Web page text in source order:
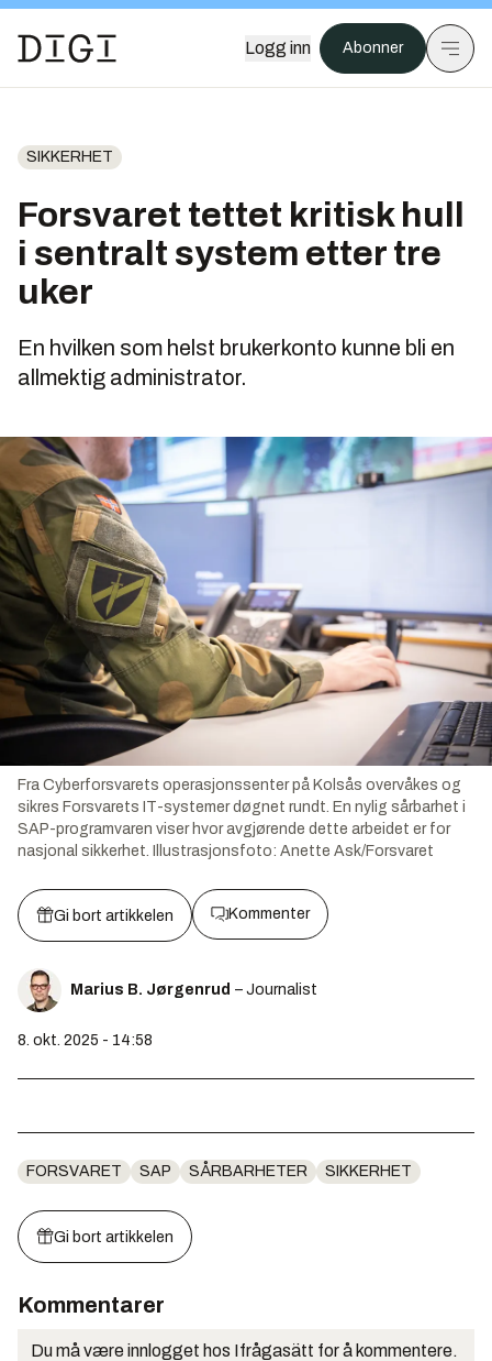
Logg inn Abonner
SIKKERHET
Forsvaret tettet kritisk hull
i sentralt system etter tre
uker
En hvilken som helst brukerkonto kunne bli en
allmektig administrator.
Fra Cyberforsvarets operasjonssenter på Kolsås overvåkes og
sikres Forsvarets IT-systemer døgnet rundt. En nylig sårbarhet i
SAP-programvaren viser hvor avgjørende dette arbeidet er for
nasjonal sikkerhet.
Illustrasjonsfoto: Anette Ask/Forsvaret
Gi bort artikkelen Kommenter
Marius B. Jørgenrud – Journalist
8. okt. 2025 - 14:58
FORSVARET SAP SÅRBARHETER SIKKERHET
Gi bort artikkelen
Kommentarer
Du må være innlogget hos Ifrågasätt for å kommentere.